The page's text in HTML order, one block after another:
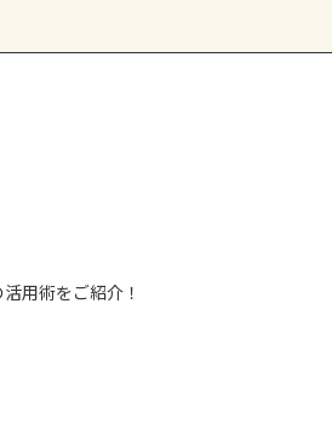
用術をご紹介！